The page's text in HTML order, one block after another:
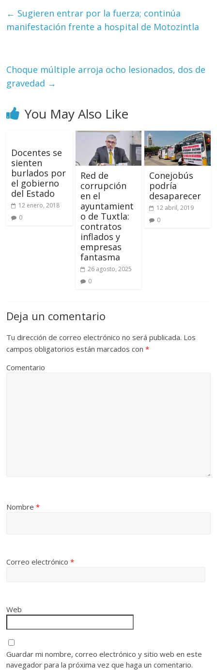
← Sugieren entrar por la fuerza; continúa
manifestación frente a hospital de Motozintla
Choque múltiple arroja ocho lesionados, dos de
gravedad →
You May Also Like
Docentes se
sienten
burlados por
el gobierno
del Estado
12 enero, 2018
0
Red de
corrupción
en el
ayuntamient
o de Tuxtla:
contratos
inflados y
empresas
fantasma
26 agosto, 2025
0
Conejobús
podría
desaparecer
12 abril, 2019
0
Deja un comentario
Tu dirección de correo electrónico no será publicada. Los
campos obligatorios están marcados con*
Comentario
Nombre*
Correo electrónico*
Web
Guardar mi nombre, correo electrónico y sitio web en este
navegador para la próxima vez que haga un comentario.